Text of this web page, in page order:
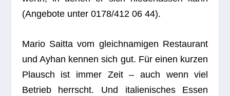
(Ange­bote unter 0178/412 06 44).
Mario Saitta vom gleich­na­mi­gen Restau­rant
und Ayhan ken­nen sich gut. Für einen kur­zen
Plausch ist immer Zeit – auch wenn viel
Betrieb herrscht. Und ita­lie­ni­sches Essen